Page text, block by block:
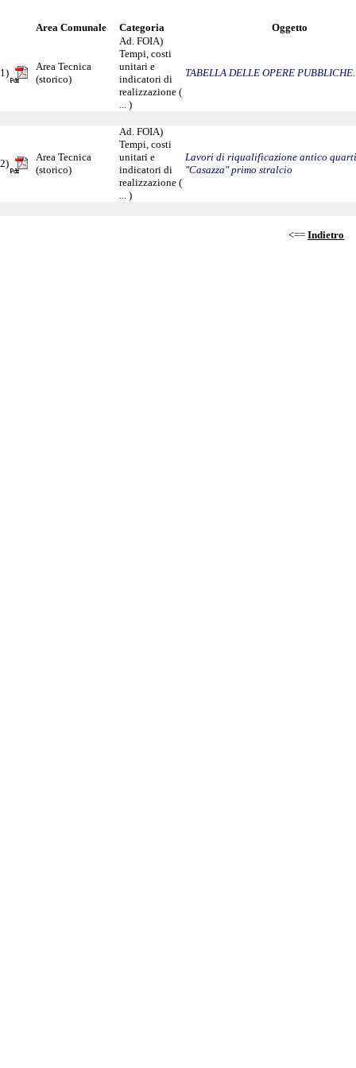
Area Comunale Categoria Oggetto
1)
Area Tecnica
(storico)
Ad. FOIA)
Tempi, costi
unitari e
indicatori di
realizzazione (
... )
TABELLA DELLE OPERE PUBBLICHE.
2)
Area Tecnica
(storico)
Ad. FOIA)
Tempi, costi
unitari e
indicatori di
realizzazione (
... )
Lavori di riqualificazione antico
"Casazza" primo stralcio
<== Indietro